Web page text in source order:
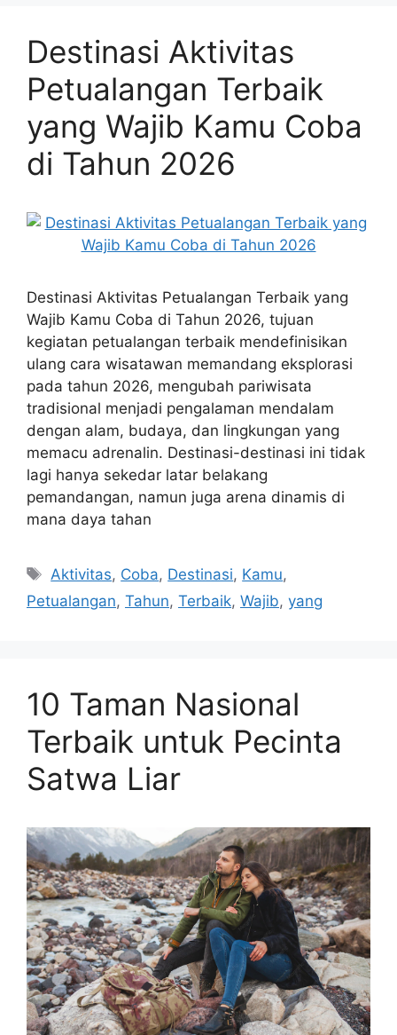
Destinasi Aktivitas
Petualangan Terbaik
yang Wajib Kamu Coba
di Tahun 2026
Destinasi Aktivitas Petualangan Terbaik yang
Wajib Kamu Coba di Tahun 2026, tujuan
kegiatan petualangan terbaik mendefinisikan
ulang cara wisatawan memandang eksplorasi
pada tahun 2026, mengubah pariwisata
tradisional menjadi pengalaman mendalam
dengan alam, budaya, dan lingkungan yang
memacu adrenalin. Destinasi-destinasi ini tidak
lagi hanya sekedar latar belakang
pemandangan, namun juga arena dinamis di
mana daya tahan
Tags
Aktivitas, Coba, Destinasi, Kamu,
Petualangan, Tahun, Terbaik, Wajib, yang
10 Taman Nasional
Terbaik untuk Pecinta
Satwa Liar